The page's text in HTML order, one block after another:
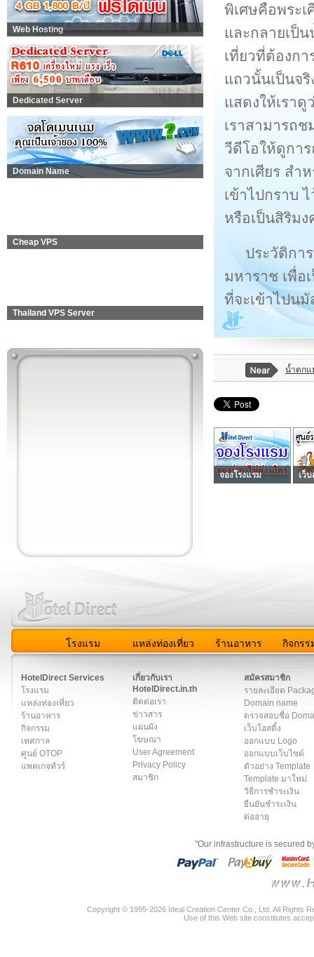
Web Hosting
Dedicated Server
Domain Name
Cheap VPS
Thailand VPS Server
พิเศษคือพระ
และกลายเป็
เที่ยวที่ต้องก
แถวนั้นเป็นจ
แสดงให้เรา
เราสามารถ
วีดีโอให้ดูกา
จากเศียร สำ
เข้าไปกราบ
หรือเป็นสิริมง
ประวัติกา
มหาราช เพื่อ
ที่จะเข้าไปน
น้ำตกแ
จองโรงแรม เว็
โรงแรม แหล่งท่องเที่ยว ร้านอาหาร กิจกรร
HotelDirect Services
โรงแรม
แหล่งท่องเที่ยว
ร้านอาหาร
กิจกรรม
เทศกาล
ศูนย์ OTOP
แพคเกจทัวร์
เกี่ยวกับเรา
HotelDirect.in.th
ติดต่อเรา
ข่าวสาร
แผนผัง
โฆษณา
User Agreement
Privacy Policy
สมาชิก
สมัครสมาชิก
รายละเอียด
Domain name
ตรวจสอบชื่อ
เว็บโฮสติ้ง
ออกแบบ Logo
ออกแบบเว็บไซต์
ตัวอย่าง Template
Template มาใหม่
วิธีการชำระเงิน
ยืนยันชำระเงิน
ต่ออายุ
"Our infrastructure is secured
Copyright © 1995-2026 Ideal Creation Center Co., Ltd. All Rights
Use of this Web site constitutes